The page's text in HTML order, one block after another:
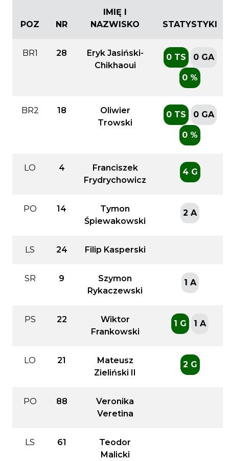
POZ NR
IMIĘ I
NAZWISKO
STATYSTYKI
BR1 28
Eryk Jasiński-
Chikhaoui
0 TS 0 GA
0 %
BR2 18
Oliwier
Trowski
0 TS 0 GA
0 %
LO 4
Franciszek
Frydrychowicz
4 G
PO 14
Tymon
Śpiewakowski
2 A
LS 24 Filip Kasperski
SR 9
Szymon
Rykaczewski
1 A
PS 22
Wiktor
Frankowski
1 G 1 A
LO 21
Mateusz
Zieliński II
2 G
PO 88
Veronika
Veretina
LS 61
Teodor
Malicki